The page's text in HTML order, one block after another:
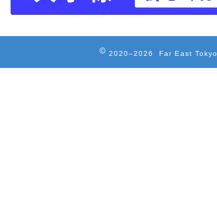
2020–2026 Far East Tokyo